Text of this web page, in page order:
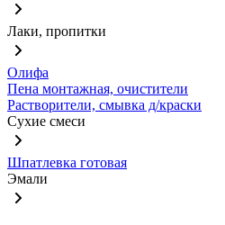
Лаки, пропитки
Олифа
Пена монтажная, очистители
Растворители, смывка д/краски
Сухие смеси
Шпатлевка готовая
Эмали